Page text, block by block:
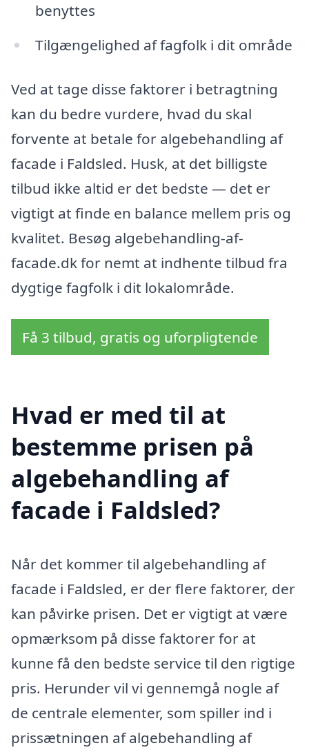
benyttes
Tilgængelighed af fagfolk i dit område
Ved at tage disse faktorer i betragtning
kan du bedre vurdere, hvad du skal
forvente at betale for algebehandling af
facade i Faldsled. Husk, at det billigste
tilbud ikke altid er det bedste — det er
vigtigt at finde en balance mellem pris og
kvalitet. Besøg algebehandling-af-
facade.dk for nemt at indhente tilbud fra
dygtige fagfolk i dit lokalområde.
Få 3 tilbud, gratis og uforpligtende
Hvad er med til at
bestemme prisen på
algebehandling af
facade i Faldsled?
Når det kommer til algebehandling af
facade i Faldsled, er der flere faktorer, der
kan påvirke prisen. Det er vigtigt at være
opmærksom på disse faktorer for at
kunne få den bedste service til den rigtige
pris. Herunder vil vi gennemgå nogle af
de centrale elementer, som spiller ind i
prissætningen af algebehandling af